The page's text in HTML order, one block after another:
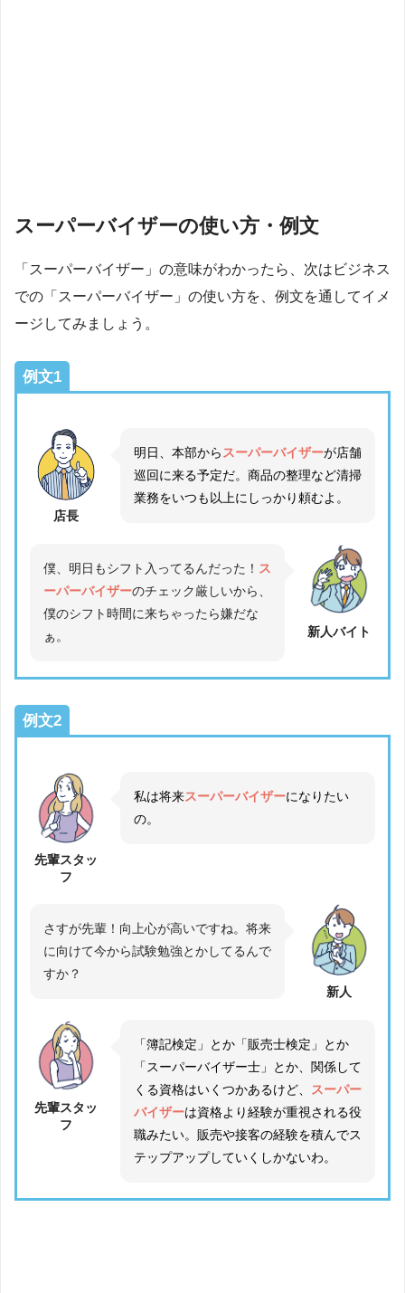
スーパーバイザーの使い方・例文
「スーパーバイザー」の意味がわかったら、次はビジネス
での「スーパーバイザー」の使い方を、例文を通してイメ
ージしてみましょう。
例文1
店長
明日、本部からスーパーバイザーが店舗
巡回に来る予定だ。商品の整理など清掃
業務をいつも以上にしっかり頼むよ。
僕、明日もシフト入ってるんだった！ ス
ーパーバイザーのチェック厳しいから、
僕のシフト時間に来ちゃったら嫌だな
ぁ。
新人バイト
例文2
先輩スタッ
フ
私は将来スーパーバイザーになりたい
の。
さすが先輩！向上心が高いですね。将来
に向けて今から試験勉強とかしてるんで
すか？
新人
先輩スタッ
フ
「簿記検定」とか「販売士検定」とか
「スーパーバイザー士」とか、関係して
くる資格はいくつかあるけど、
スーパー
バイザーは資格より経験が重視される役
職みたい。販売や接客の経験を積んでス
テップアップしていくしかないわ。